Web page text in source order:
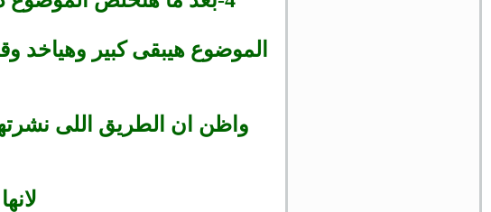
الموضوع هيبقى كبير
واظن ان الطريق اللى